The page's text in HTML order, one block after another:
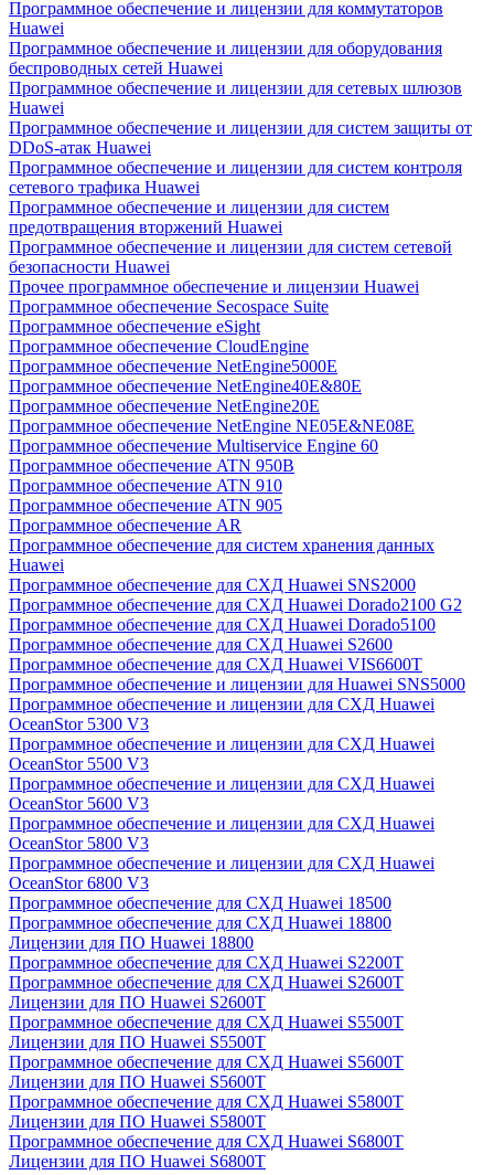
Программное обеспечение и лицензии для коммутаторов
Huawei
Программное обеспечение и лицензии для оборудования
беспроводных сетей Huawei
Программное обеспечение и лицензии для сетевых шлюзов
Huawei
Программное обеспечение и лицензии для систем защиты от
DDoS-атак Huawei
Программное обеспечение и лицензии для систем контроля
сетевого трафика Huawei
Программное обеспечение и лицензии для систем
предотвращения вторжений Huawei
Программное обеспечение и лицензии для систем сетевой
безопасности Huawei
Прочее программное обеспечение и лицензии Huawei
Программное обеспечение Secospace Suite
Программное обеспечение eSight
Программное обеспечение CloudEngine
Программное обеспечение NetEngine5000E
Программное обеспечение NetEngine40E&80E
Программное обеспечение NetEngine20E
Программное обеспечение NetEngine NE05E&NE08E
Программное обеспечение Multiservice Engine 60
Программное обеспечение ATN 950B
Программное обеспечение ATN 910
Программное обеспечение ATN 905
Программное обеспечение AR
Программное обеспечение для систем хранения данных
Huawei
Программное обеспечение для СХД Huawei SNS2000
Программное обеспечение для СХД Huawei Dorado2100 G2
Программное обеспечение для СХД Huawei Dorado5100
Программное обеспечение для СХД Huawei S2600
Программное обеспечение для СХД Huawei VIS6600T
Программное обеспечение и лицензии для Huawei SNS5000
Программное обеспечение и лицензии для СХД Huawei
OceanStor 5300 V3
Программное обеспечение и лицензии для СХД Huawei
OceanStor 5500 V3
Программное обеспечение и лицензии для СХД Huawei
OceanStor 5600 V3
Программное обеспечение и лицензии для СХД Huawei
OceanStor 5800 V3
Программное обеспечение и лицензии для СХД Huawei
OceanStor 6800 V3
Программное обеспечение для СХД Huawei 18500
Программное обеспечение для СХД Huawei 18800
Лицензии для ПО Huawei 18800
Программное обеспечение для СХД Huawei S2200T
Программное обеспечение для СХД Huawei S2600T
Лицензии для ПО Huawei S2600T
Программное обеспечение для СХД Huawei S5500T
Лицензии для ПО Huawei S5500T
Программное обеспечение для СХД Huawei S5600T
Лицензии для ПО Huawei S5600T
Программное обеспечение для СХД Huawei S5800T
Лицензии для ПО Huawei S5800T
Программное обеспечение для СХД Huawei S6800T
Лицензии для ПО Huawei S6800T